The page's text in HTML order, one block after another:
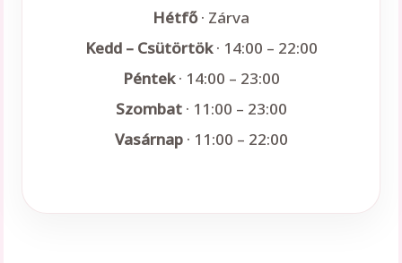
Hétfő· Zárva
Kedd – Csütörtök· 14:00 – 22:00
Péntek· 14:00 – 23:00
Szombat· 11:00 – 23:00
Vasárnap· 11:00 – 22:00